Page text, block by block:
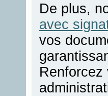
De plus,
avec
vos
Renforcez